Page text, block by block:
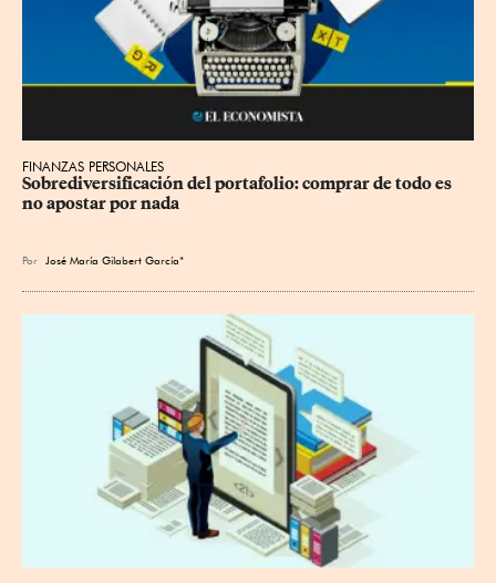
FINANZAS PERSONALES
Sobrediversificación del portafolio: comprar de todo es
no apostar por nada
Por José María Gilabert García*